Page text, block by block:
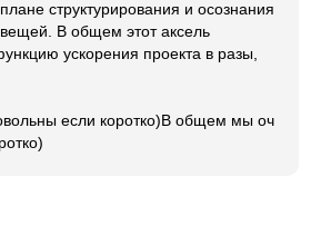
структурирования и осознания
В общем этот аксель
ускорения проекта в разы,
если коротко)В общем мы оч